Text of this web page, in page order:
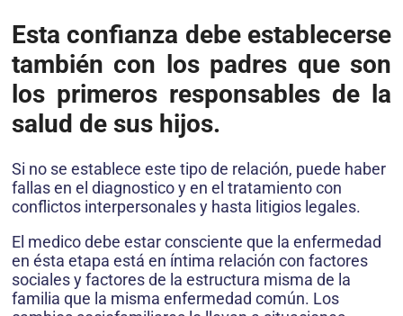
Esta confianza debe establecerse
también con los padres que son
los primeros responsables de la
salud de sus hijos.
Si no se establece este tipo de relación, puede haber
fallas en el diagnostico y en el tratamiento con
conflictos interpersonales y hasta litigios legales.
El medico debe estar consciente que la enfermedad
en ésta etapa está en íntima relación con factores
sociales y factores de la estructura misma de la
familia que la misma enfermedad común. Los